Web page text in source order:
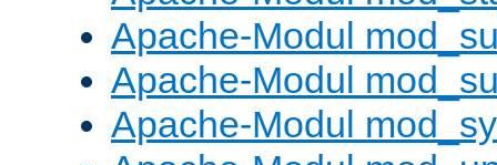
Apache-Modul
Apache-Modul
Apache-Modul